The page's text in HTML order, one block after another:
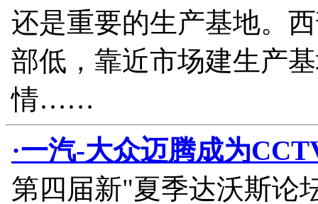
还是重要的生产基地。
部低，靠近市场建生产
情……
·一汽-大众迈腾成为
第四届新"夏季达沃斯论